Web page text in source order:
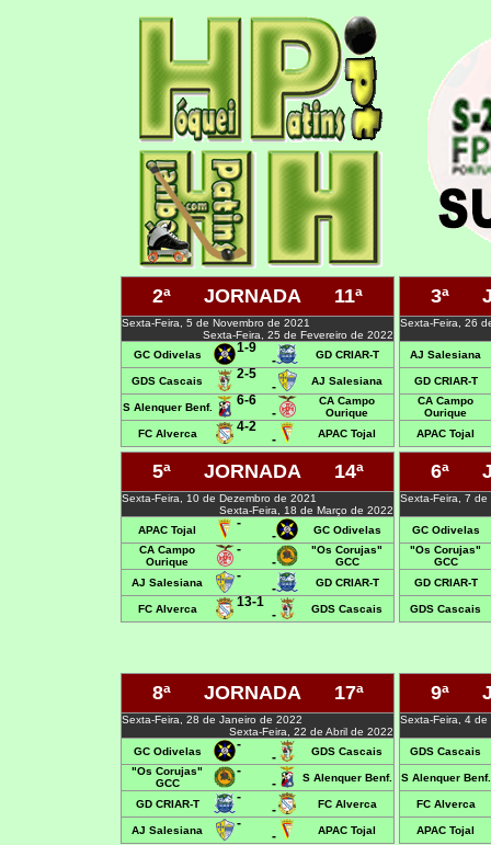
2ª JORNADA 11ª
Sexta-Feira, 5 de Novembro de 2021
Sexta-Feira, 25 de Fevereiro de 2022
GC Odivelas
1-9
-
GD CRIAR-T
GDS Cascais
2-5
-
AJ Salesiana
S Alenquer Benf.
6-6
-
CA Campo
Ourique
FC Alverca
4-2
-
APAC Tojal
3ª
Sexta-Feira, 26
AJ Salesiana
GD CRIAR-T
CA Campo
Ourique
APAC Tojal
5ª JORNADA 14ª
Sexta-Feira, 10 de Dezembro de 2021
Sexta-Feira, 18 de Março de 2022
APAC Tojal
-
-
GC Odivelas
CA Campo
Ourique
-
-
"Os Corujas"
GCC
AJ Salesiana
-
-
GD CRIAR-T
FC Alverca
13-1
-
GDS Cascais
6ª
Sexta-Feira, 7
GC Odivelas
"Os Corujas"
GCC
GD CRIAR-T
GDS Cascais
8ª JORNADA 17ª
Sexta-Feira, 28 de Janeiro de 2022
Sexta-Feira, 22 de Abril de 2022
GC Odivelas
-
-
GDS Cascais
"Os Corujas"
GCC
-
-
S Alenquer Benf.
GD CRIAR-T
-
-
FC Alverca
AJ Salesiana
-
-
APAC Tojal
9ª
Sexta-Feira, 4
GDS Cascais
S Alenquer Benf.
FC Alverca
APAC Tojal